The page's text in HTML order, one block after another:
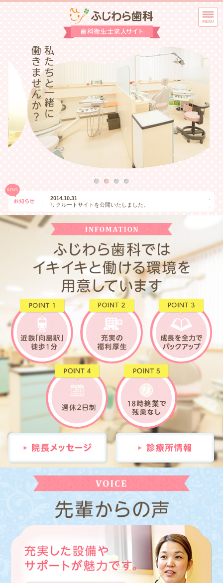
2014.10.31
リクルートサイトを公開いたしました。